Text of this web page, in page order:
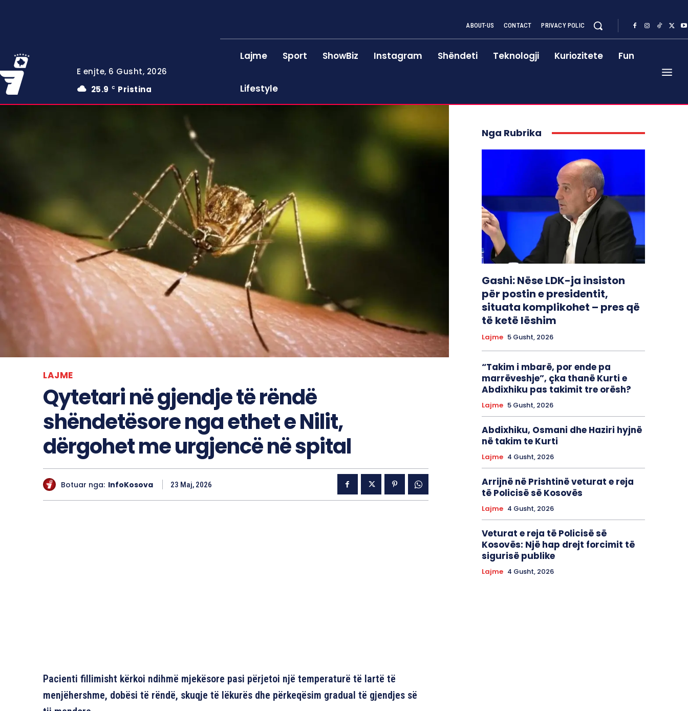
E enjte, 6 Gusht, 2026
25.9
C Pristina
ABOUT-US CONTACT PRIVACY POLIC
Lajme Sport ShowBiz Instagram Shëndeti Teknologji Kuriozitete Fun
Lifestyle
LAJME
Qytetari në gjendje të rëndë
shëndetësore nga ethet e Nilit,
dërgohet me urgjencë në spital
Botuar nga: InfoKosova 23 Maj, 2026
Pacienti fillimisht kërkoi ndihmë mjekësore pasi përjetoi një temperaturë të lartë të
menjëhershme, dobësi të rëndë, skuqje të lëkurës dhe përkeqësim gradual të gjendjes së
Nga Rubrika
Gashi: Nëse LDK-ja insiston
për postin e presidentit,
situata komplikohet – pres që
të ketë lëshim
Lajme 5 Gusht, 2026
“Takim i mbarë, por ende pa
marrëveshje”, çka thanë Kurti e
Abdixhiku pas takimit tre orësh?
Lajme 5 Gusht, 2026
Abdixhiku, Osmani dhe Haziri hyjnë
në takim te Kurti
Lajme 4 Gusht, 2026
Arrijnë në Prishtinë veturat e reja
të Policisë së Kosovës
Lajme 4 Gusht, 2026
Veturat e reja të Policisë së
Kosovës: Një hap drejt forcimit të
sigurisë publike
Lajme 4 Gusht, 2026